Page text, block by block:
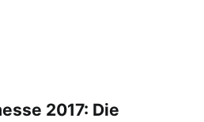
2017: Die